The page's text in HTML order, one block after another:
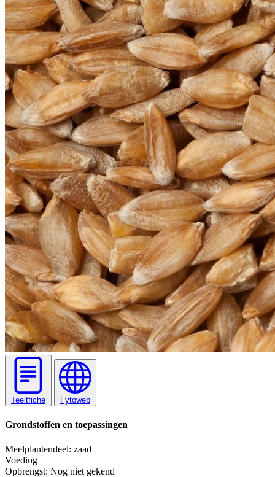
Teeltfiche Fytoweb
Grondstoffen en toepassingen
Meelplantendeel: zaad
Voeding
Opbrengst: Nog niet gekend